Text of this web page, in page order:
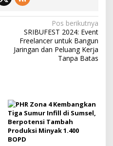
Pos berikutnya
SRIBUFEST 2024: Event
Freelancer untuk Bangun
Jaringan dan Peluang Kerja
Tanpa Batas